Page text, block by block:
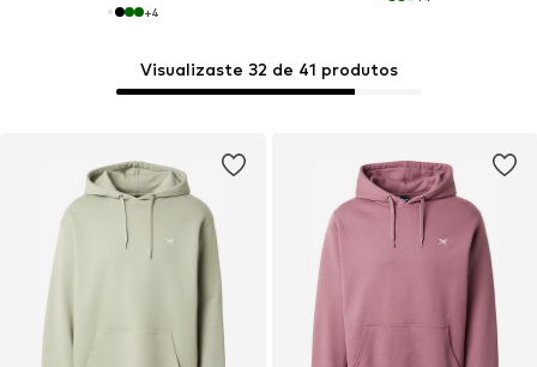
+4
Visualizaste 32 de 41 produtos